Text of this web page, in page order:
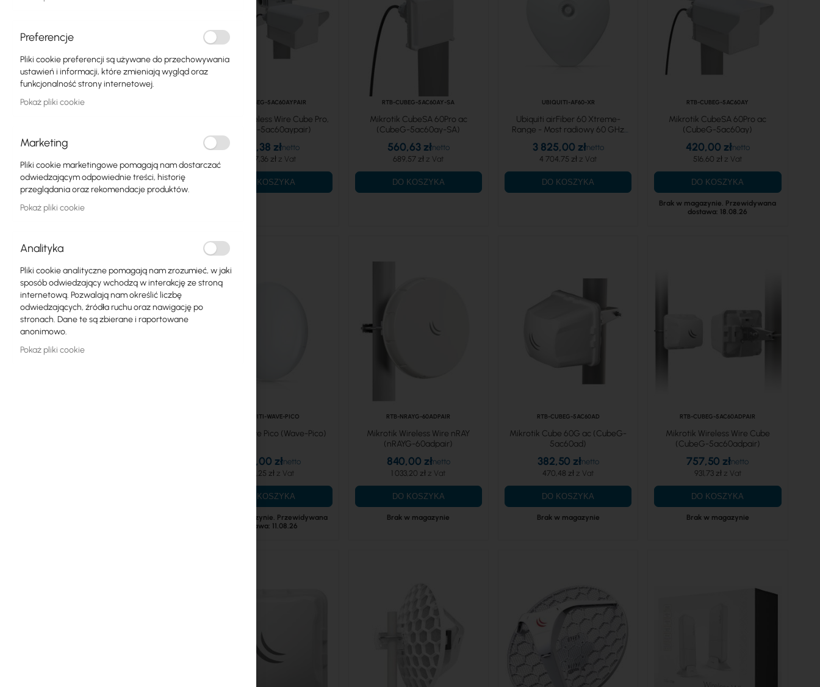
Punkty dostępowe
Szafy RACK
GPON
Routery LAN
Routery LTE/5G
Media Konwertery
Monitoring, Smart Home IoT
Zewnętrzne urządzenia WiFi
Radiolinie
Radiolinie 11GHz
Radiolinie 24GHz
RTB-CUBEG-5AC60AYPAIR
Mikrotik Wireless Wire Cube Pro,
(CubeG-5ac60aypair)
1 037,36 zł
843,38 zł
DO KOSZYKA
RTB-CUBEG-5AC60AY-SA
Mikrotik CubeSA 60Pro ac
(CubeG-5ac60ay-SA)
689,57 zł
560,63 zł
DO KOSZYKA
UBIQUITI-AF60-XR
Ubiquiti airFiber 60 Xtreme-
Range - Most radiowy 60 GHz
4 704,75 zł
3 825,00 zł
DO KOSZYKA
RTB-CUBEG-5AC60AY
Mikrotik CubeSA 60Pro ac
(CubeG-5ac60ay)
Brak w magazynie. Przewidywana
dostawa: 18.08.26
516,60 zł
420,00 zł
DO KOSZYKA
UBIQUITI-WAVE-PICO
Ubiquiti Wave Pico (Wave-Pico)
Brak w magazynie. Przewidywana
dostawa: 11.08.26
830,25 zł
675,00 zł
DO KOSZYKA
RTB-NRAYG-60ADPAIR
Mikrotik Wireless Wire nRAY
(nRAYG-60adpair)
Brak w magazynie
1 033,20 zł
840,00 zł
DO KOSZYKA
RTB-CUBEG-5AC60AD
Mikrotik Cube 60G ac (CubeG-
5ac60ad)
Brak w magazynie
470,48 zł
382,50 zł
DO KOSZYKA
RTB-CUBEG-5AC60ADPAIR
Mikrotik Wireless Wire Cube
(CubeG-5ac60adpair)
Brak w magazynie
931,73 zł
757,50 zł
DO KOSZYKA
Preferencje
Pliki cookie preferencji są używane do przechowywania
ustawień i informacji, które zmieniają wygląd oraz
funkcjonalność strony internetowej.
Pokaż pliki cookie
Marketing
Pliki cookie marketingowe pomagają nam dostarczać
odwiedzającym odpowiednie treści, historię
przeglądania oraz rekomendacje produktów.
Pokaż pliki cookie
Analityka
Pliki cookie analityczne pomagają nam zrozumieć, w jaki
sposób odwiedzający wchodzą w interakcję ze stroną
internetową. Pozwalają nam określić liczbę
odwiedzających, źródła ruchu oraz nawigację po
stronach. Dane te są zbierane i raportowane
anonimowo.
Pokaż pliki cookie